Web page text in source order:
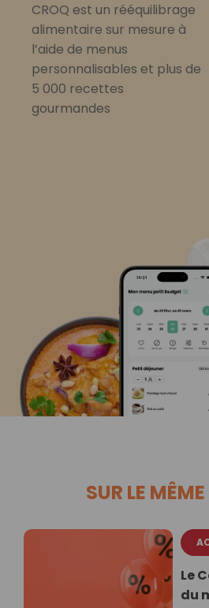
CROQ est un rééquilibrage
alimentaire sur mesure à
l’aide de menus
personnalisables et plus de
5 000 recettes
gourmandes
SUR LE
Le
du